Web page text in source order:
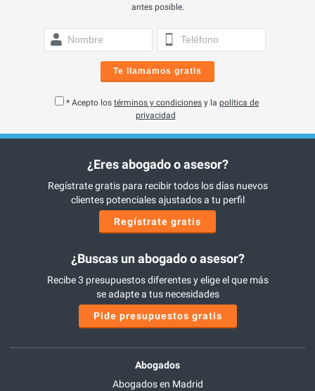
antes posible.
Te llamamos gratis
* Acepto los términos y condiciones y la política de
privacidad
¿Eres abogado o asesor?
Regístrate gratis para recibir todos los días nuevos
clientes potenciales ajustados a tu perfil
Regístrate gratis
¿Buscas un abogado o asesor?
Recibe 3 presupuestos diferentes y elige el que más
se adapte a tus necesidades
Pide presupuestos gratis
Abogados
Abogados en Madrid